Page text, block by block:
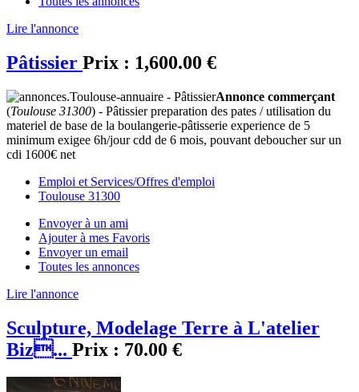
Lire l'annonce
Pâtissier Prix : 1,600.00 €
Annonce commerçant
(Toulouse 31300) - Pâtissier preparation des pates / utilisation du
materiel de base de la boulangerie-pâtisserie experience de 5
minimum exigee 6h/jour cdd de 6 mois, pouvant deboucher sur un
cdi 1600€ net
Emploi et Services/Offres d'emploi
Toulouse 31300
Envoyer à un ami
Ajouter à mes Favoris
Envoyer un email
Toutes les annonces
Lire l'annonce
Sculpture, Modelage Terre à L'atelier
Biz... Prix : 70.00 €